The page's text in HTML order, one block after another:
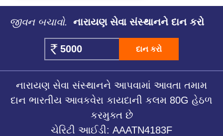
જીવન બચાવો. નારાયણ સેવા સંસ્થાનને દાન કરો
દાન કરો
નારાયણ સેવા સંસ્થાનને આપવામાં આવતા તમામ
દાન ભારતીય આવકવેરા કાયદાની કલમ 80G હેઠળ
કરમુક્ત છે
ચેરિટી આઈડી: AAATN4183F